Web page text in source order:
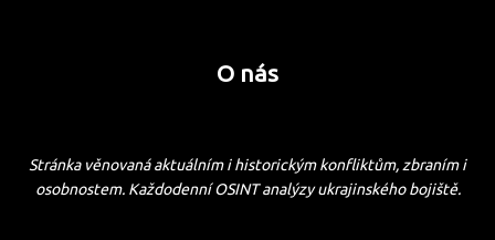
O nás
Stránka věnovaná aktuálním i historickým konfliktům, zbraním i
osobnostem. Každodenní OSINT analýzy ukrajinského bojiště.